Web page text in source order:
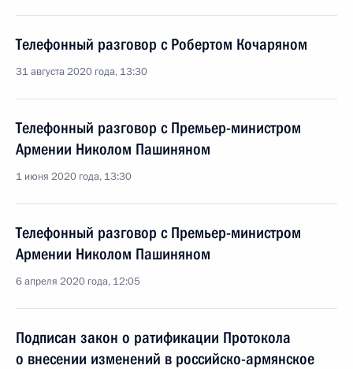
Телефонный разговор с Робертом Кочаряном
31 августа 2020 года, 13:30
Телефонный разговор с Премьер-министром
Армении Николом Пашиняном
1 июня 2020 года, 13:30
Телефонный разговор с Премьер-министром
Армении Николом Пашиняном
6 апреля 2020 года, 12:05
Подписан закон о ратификации Протокола
о внесении изменений в российско-армянское